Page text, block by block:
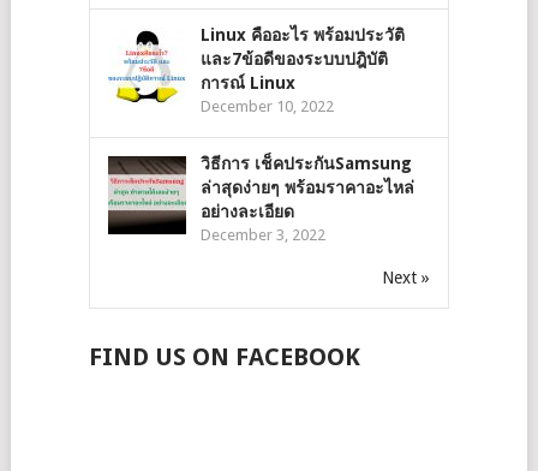
Linux คืออะไร พร้อมประวัติ
และ7ข้อดีของระบบปฎิบัติ
การณ์ Linux
December 10, 2022
วิธีการ เช็คประกันSamsung
ล่าสุดง่ายๆ พร้อมราคาอะไหล่
อย่างละเอียด
December 3, 2022
Next »
FIND US ON FACEBOOK